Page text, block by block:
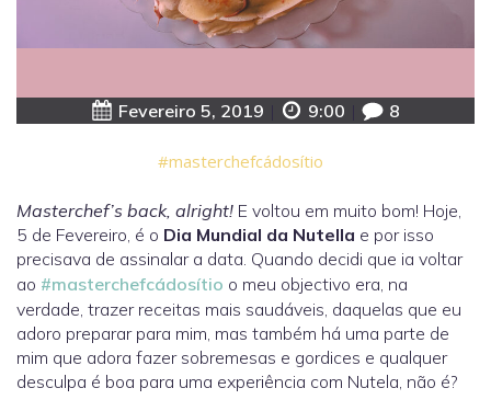
Fevereiro 5, 2019 9:00 8
#masterchefcádosítio
Masterchef’s back, alright! E voltou em muito bom! Hoje,
5 de Fevereiro, é o Dia Mundial da Nutella e por isso
precisava de assinalar a data. Quando decidi que ia voltar
ao #masterchefcádosítio o meu objectivo era, na
verdade, trazer receitas mais saudáveis, daquelas que eu
adoro preparar para mim, mas também há uma parte de
mim que adora fazer sobremesas e gordices e qualquer
desculpa é boa para uma experiência com Nutela, não é?